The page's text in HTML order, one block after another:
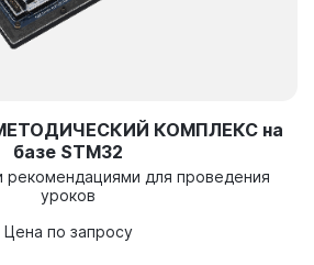
КОМПЛЕКС на
базе STM32
рекомендациями для проведения
уроков
Цена по запросу